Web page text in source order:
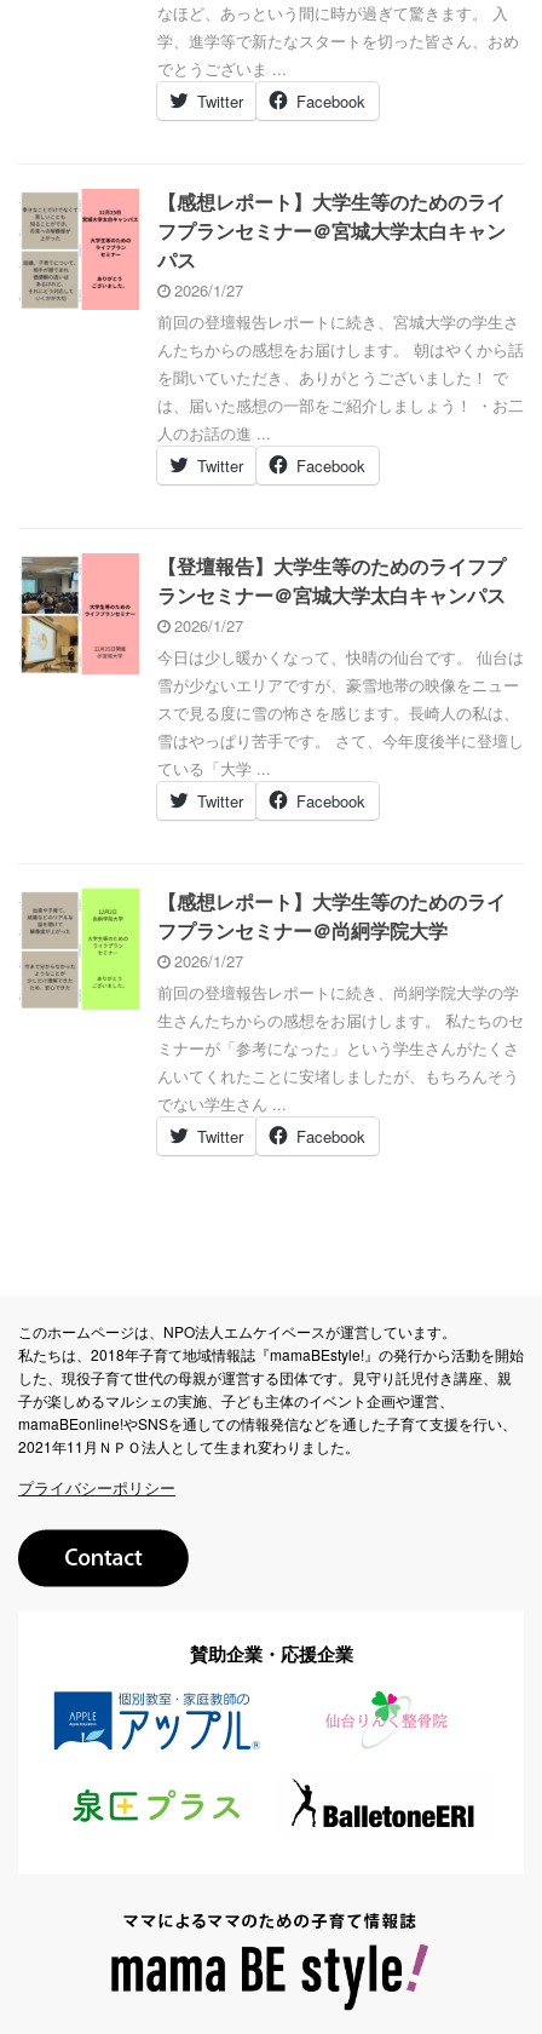
なほど、あっという間に時が過ぎて驚きます。 入
学、進学等で新たなスタートを切った皆さん、おめ
でとうございま ...
Twitter
Facebook
【感想レポート】大学生等のためのライ
フプランセミナー＠宮城大学太白キャン
パス
2026/1/27
前回の登壇報告レポートに続き、宮城大学の学生さ
んたちからの感想をお届けします。 朝はやくから話
を聞いていただき、ありがとうございました！ で
は、届いた感想の一部をご紹介しましょう！ ・お二
人のお話の進 ...
Twitter
Facebook
【登壇報告】大学生等のためのライフプ
ランセミナー＠宮城大学太白キャンパス
2026/1/27
今日は少し暖かくなって、快晴の仙台です。 仙台は
雪が少ないエリアですが、豪雪地帯の映像をニュー
スで見る度に雪の怖さを感じます。長崎人の私は、
雪はやっぱり苦手です。 さて、今年度後半に登壇し
ている「大学 ...
Twitter
Facebook
【感想レポート】大学生等のためのライ
フプランセミナー＠尚絅学院大学
2026/1/27
前回の登壇報告レポートに続き、尚絅学院大学の学
生さんたちからの感想をお届けします。 私たちのセ
ミナーが「参考になった」という学生さんがたくさ
んいてくれたことに安堵しましたが、もちろんそう
でない学生さん ...
Twitter
Facebook
このホームページは、NPO法人エムケイベースが運営しています。
私たちは、2018年子育て地域情報誌『mamaBEstyle!』の発行から活動を開始
した、現役子育て世代の母親が運営する団体です。見守り託児付き講座、親
子が楽しめるマルシェの実施、子ども主体のイベント企画や運営、
mamaBEonline!やSNSを通しての情報発信などを通した子育て支援を行い、
2021年11月ＮＰＯ法人として生まれ変わりました。
プライバシーポリシー
賛助企業・応援企業